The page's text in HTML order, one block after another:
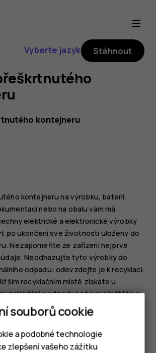
Vyberte jazyk Stáhnout
kontejneru
kontejneru na výrobku, baterii,
nebo na obalu vám má
elektrické a elektronické výrobky
po ukončení své životnosti uloženy do
Nezapomeňte ze zařízení nejprve
Neodhazujte tyto výrobky do
odpadu: odevzdejte je k recyklaci.
recyklačním místě získáte u
nakládání s odpady nebo si přečtěte o
odběru společnosti HMD a jeho
zemi na adrese
support/topics/recycle
souborů cookie
a podobné technologie
zlepšení vašeho zážitku